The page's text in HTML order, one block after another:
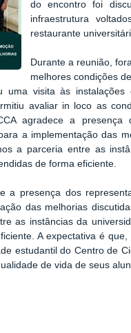
do encontro foi
infraestrutura
restaurante
Durante a reunião,
melhores condições
uma visita às
avaliar in loco as
agradece a
a implementação das
a parceria entre as
de forma eficiente.
a presença dos
das melhorias
as instâncias da
A expectativa é
estudantil do Centro de
de vida de seus